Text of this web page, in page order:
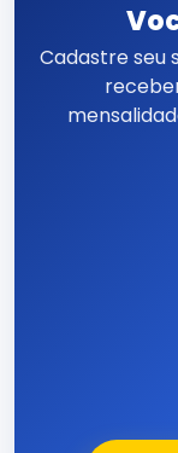
Cadastre seu